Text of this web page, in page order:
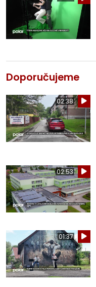
Doporučujeme
02:38
02:53
01:37